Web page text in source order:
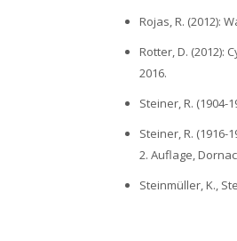
Rojas, R. (2012):
Rotter, D. (2012):
2016.
Steiner, R. (1904-
Steiner, R.
2. Auflage,
Steinmüller, K.,